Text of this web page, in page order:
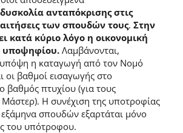
δυσκολία ανταπόκρισης στις
των σπουδών τους. Στην
κατά κύριο λόγο η οικονομική
υποψηφίου.Λαμβάνονται,
η καταγωγή από τον Νομό
οι βαθμοί εισαγωγής στο
βαθμός πτυχίου (για τους
Η συνέχιση της υποτροφίας
σπουδών εξαρτάται μόνο
του υπότροφου.